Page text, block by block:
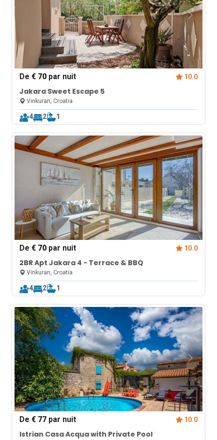
De€ 70 par nuit 10.0
Jakara Sweet Escape 5
Vinkuran, Croatia
4 2 1
De€ 70 par nuit 10.0
2BR Apt Jakara 4 - Terrace & BBQ
Vinkuran, Croatia
4 2 1
De€ 77 par nuit 10.0
Istrian Casa Acqua with Private Pool